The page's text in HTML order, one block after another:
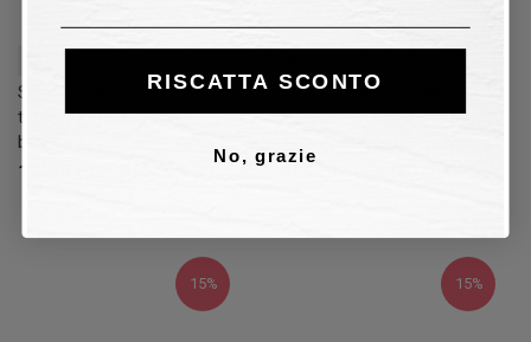
Sandalo basso Birkenstock -
tabacco Donna Sandalo
basso
127,50 €
Sandalo basso Birkenstock -
marrone scuro Donna
15% 15%
RISCATTA SCONTO
No, grazie